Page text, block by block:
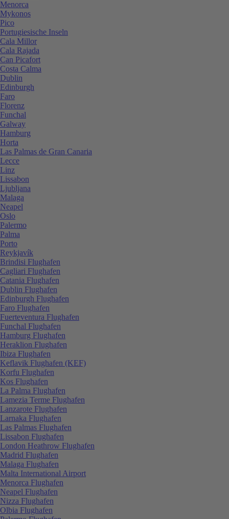
Menorca
Mykonos
Pico
Portugiesische Inseln
Cala Millor
Cala Rajada
Can Picafort
Costa Calma
Dublin
Edinburgh
Faro
Florenz
Funchal
Galway
Hamburg
Horta
Las Palmas de Gran Canaria
Lecce
Linz
Lissabon
Ljubljana
Malaga
Neapel
Oslo
Palermo
Palma
Porto
Reykjavík
Brindisi Flughafen
Cagliari Flughafen
Catania Flughafen
Dublin Flughafen
Edinburgh Flughafen
Faro Flughafen
Fuerteventura Flughafen
Funchal Flughafen
Hamburg Flughafen
Heraklion Flughafen
Ibiza Flughafen
Keflavik Flughafen (KEF)
Korfu Flughafen
Kos Flughafen
La Palma Flughafen
Lamezia Terme Flughafen
Lanzarote Flughafen
Larnaka Flughafen
Las Palmas Flughafen
Lissabon Flughafen
London Heathrow Flughafen
Madrid Flughafen
Malaga Flughafen
Malta International Airport
Menorca Flughafen
Neapel Flughafen
Nizza Flughafen
Olbia Flughafen